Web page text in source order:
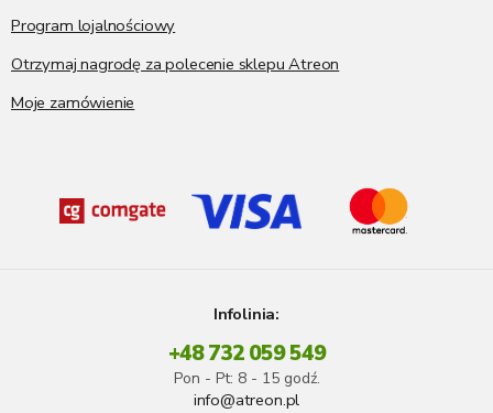
Program lojalnościowy
Otrzymaj nagrodę za polecenie sklepu Atreon
Moje zamówienie
Infolinia:
+48 732 059 549
Pon - Pt: 8 - 15 godź.
info@atreon.pl